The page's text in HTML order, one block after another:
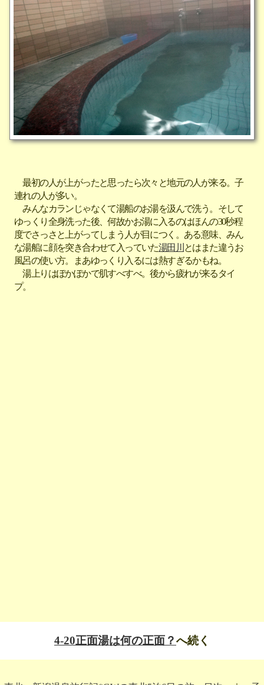
最初の人が上がったと思ったら次々と地元の人が来る。子
連れの人が多い。
みんなカランじゃなくて湯船のお湯を汲んで洗う。そして
ゆっくり全身洗った後、何故かお湯に入るのはほんの30秒程
度でさっさと上がってしまう人が目につく。ある意味、みん
な湯船に顔を突き合わせて入っていた湯田川
とはまた違うお
風呂の使い方。まあゆっくり入るには熱すぎるかもね。
湯上りはぽかぽかで肌すべすべ。後から疲れが来るタイ
プ。
4-20正面湯は何の正面？へ続く